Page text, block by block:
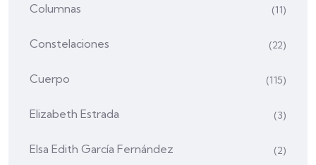
Columnas (11)
Constelaciones (22)
Cuerpo (115)
Elizabeth Estrada (3)
Elsa Edith García Fernández (2)